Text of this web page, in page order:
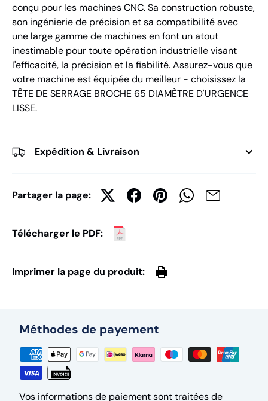
conçu pour les machines CNC. Sa construction robuste,
son ingénierie de précision et sa compatibilité avec
une large gamme de machines en font un atout
inestimable pour toute opération industrielle visant
l'efficacité, la précision et la fiabilité. Assurez-vous que
votre machine est équipée du meilleur - choisissez la
TÊTE DE SERRAGE BROCHE 65 DIAMÈTRE D'URGENCE
LISSE.
Expédition & Livraison
Partager la page:
Télécharger le PDF:
Imprimer la page du produit:
Méthodes de payement
Vos informations de paiement sont traitées de